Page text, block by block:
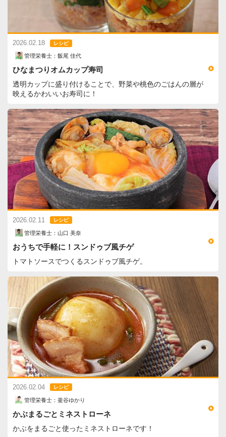
2026.02.18 レシピ
管理栄養士：飯尾 佳代
ひなまつりオムカップ寿司
透明カップに盛り付けることで、野菜や桃色のごはんの層が
映えるかわいいお寿司に！
2026.02.11 レシピ
管理栄養士：山口 美奈
おうちで手軽に！スンドゥブ風チゲ
トマトソースでつくるスンドゥブ風チゲ。
2026.02.04 レシピ
管理栄養士：釜谷ゆかり
かぶまるごとミネストローネ
かぶをまるごと使ったミネストローネです！